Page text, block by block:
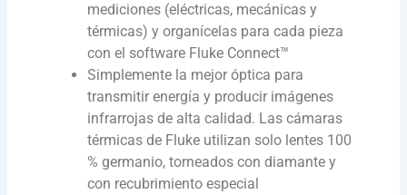
mediciones (eléctricas, mecánicas y
térmicas) y organícelas para cada pieza
con el software Fluke Connect™
Simplemente la mejor óptica para
transmitir energía y producir imágenes
infrarrojas de alta calidad. Las cámaras
térmicas de Fluke utilizan solo lentes 100
% germanio, torneados con diamante y
con recubrimiento especial